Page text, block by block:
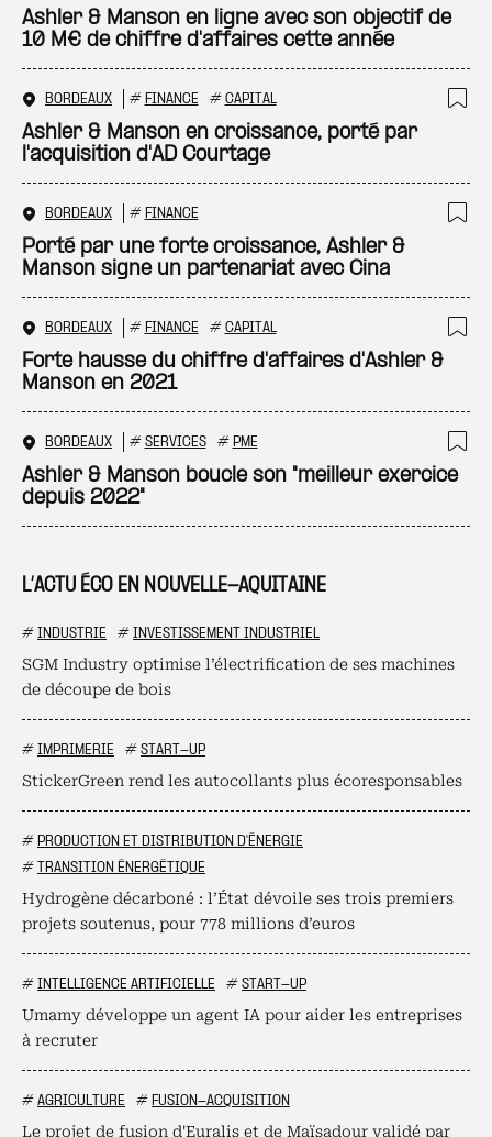
L’ACTU ÉCO EN NOUVELLE-AQUITAINE
# INDUSTRIE # INVESTISSEMENT INDUSTRIEL
SGM Industry optimise l’électrification de ses machines
de découpe de bois
# IMPRIMERIE # START-UP
StickerGreen rend les autocollants plus écoresponsables
# PRODUCTION ET DISTRIBUTION D'ÉNERGIE
# TRANSITION ÉNERGÉTIQUE
Hydrogène décarboné : l’État dévoile ses trois premiers
projets soutenus, pour 778 millions d’euros
# INTELLIGENCE ARTIFICIELLE # START-UP
Umamy développe un agent IA pour aider les entreprises
à recruter
# AGRICULTURE # FUSION-ACQUISITION
Le projet de fusion d'Euralis et de Maïsadour validé par
Ashler & Manson en ligne avec son objectif de
10 M€ de chiffre d'affaires cette année
BORDEAUX # FINANCE # CAPITAL
Ashler & Manson en croissance, porté par
l'acquisition d'AD Courtage
BORDEAUX # FINANCE
Porté par une forte croissance, Ashler &
Manson signe un partenariat avec Cina
BORDEAUX # FINANCE # CAPITAL
Forte hausse du chiffre d'affaires d'Ashler &
Manson en 2021
BORDEAUX # SERVICES # PME
Ashler & Manson boucle son "meilleur exercice
depuis 2022"